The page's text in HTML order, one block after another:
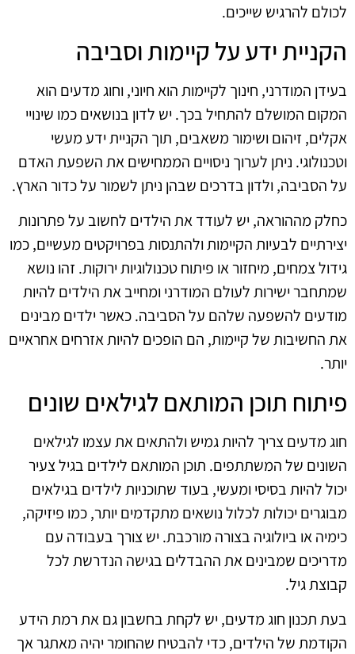
לכולם להרגיש שייכים.
הקניית ידע על קיימות וסביבה
בעידן המודרני, חינוך לקיימות הוא חיוני, וחוג מדעים הוא
המקום המושלם להתחיל בכך. יש לדון בנושאים כמו שינויי
אקלים, זיהום ושימור משאבים, תוך הקניית ידע מעשי
וטכנולוגי. ניתן לערוך ניסויים הממחישים את השפעת האדם
על הסביבה, ולדון בדרכים שבהן ניתן לשמור על כדור הארץ.
כחלק מההוראה, יש לעודד את הילדים לחשוב על פתרונות
יצירתיים לבעיות הקיימות ולהתנסות בפרויקטים מעשיים, כמו
גידול צמחים, מיחזור או פיתוח טכנולוגיות ירוקות. זהו נושא
שמתחבר ישירות לעולם המודרני ומחייב את הילדים להיות
מודעים להשפעה שלהם על הסביבה. כאשר ילדים מבינים
את החשיבות של קיימות, הם הופכים להיות אזרחים אחראיים
יותר.
פיתוח תוכן המותאם לגילאים שונים
חוג מדעים צריך להיות גמיש ולהתאים את עצמו לגילאים
השונים של המשתתפים. תוכן המותאם לילדים בגיל צעיר
יכול להיות בסיסי ומעשי, בעוד שתוכניות לילדים בגילאים
מבוגרים יכולות לכלול נושאים מתקדמים יותר, כמו פיזיקה,
כימיה או ביולוגיה בצורה מורכבת. יש צורך בעבודה עם
מדריכים שמבינים את ההבדלים בגישה הנדרשת לכל
קבוצת גיל.
בעת תכנון חוג מדעים, יש לקחת בחשבון גם את רמת הידע
הקודמת של הילדים, כדי להבטיח שהחומר יהיה מאתגר אך